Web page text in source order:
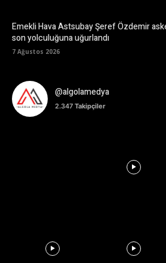
Emekli Hava Astsubay Şeref Özdemir
son yolculuğuna uğurlandı
7 Ağustos 2026
@algolamedya
2.347 Takipçiler